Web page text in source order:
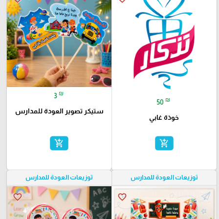
50 ₪
خوذة غابي
add_shopping_cart
3 ₪
ستيكر تصوير العودة للمدارس
add_shopping_cart
توزيعات العودة للمدارس
favorite_border
توزيعات العودة للمدارس
favorite_border